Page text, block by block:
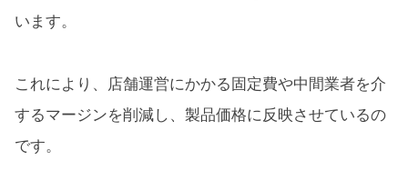
います。
これにより、店舗運営にかかる固定費や中間業者を介
するマージンを削減し、製品価格に反映させているの
です。